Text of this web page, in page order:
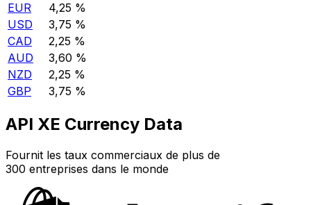
EUR
4,25 %
USD
3,75 %
CAD
2,25 %
AUD
3,60 %
NZD
2,25 %
GBP
3,75 %
API XE Currency Data
Fournit les taux commerciaux de plus de
300 entreprises dans le monde